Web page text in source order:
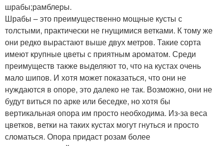
шрабы;рамблеры.
Шрабы – это преимущественно мощные кусты с
толстыми, практически не гнущимися ветками. К тому же
они редко вырастают выше двух метров. Такие сорта
имеют крупные цветы с приятным ароматом. Среди
преимуществ также выделяют то, что на кустах очень
мало шипов. И хотя может показаться, что они не
нуждаются в опоре, это далеко не так. Возможно, они не
будут виться по арке или беседке, но хотя бы
вертикальная опора им просто необходима. Из-за веса
цветков, ветки на таких кустах могут гнуться и просто
сломаться. Опора придаст розам более